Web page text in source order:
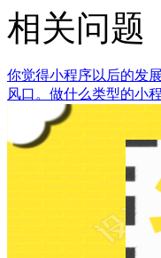
相关问题
你觉得小程序以后的发
风口。做什么类型的小